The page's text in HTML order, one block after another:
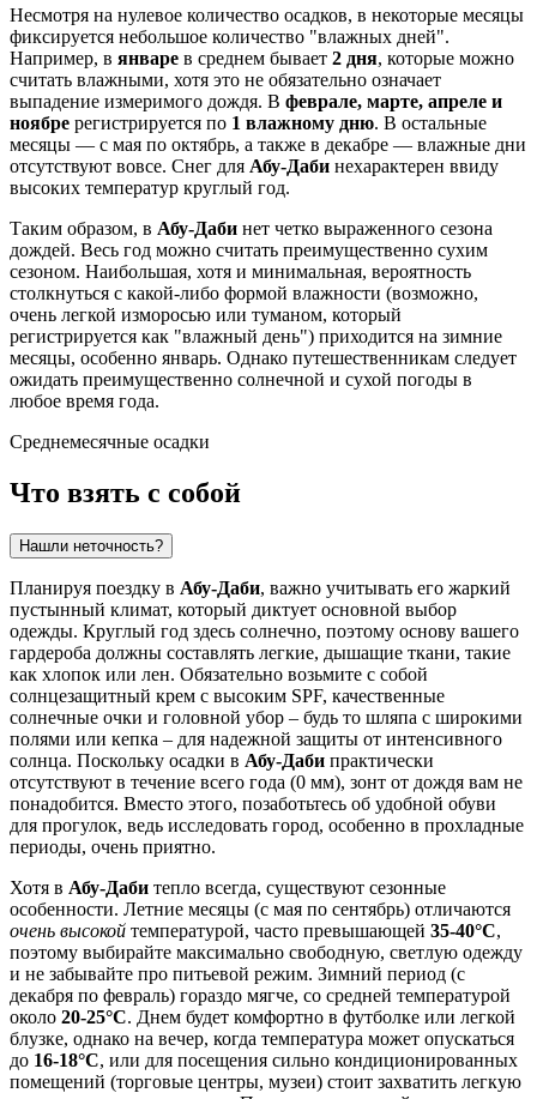
Несмотря на нулевое количество осадков, в некоторые месяцы
фиксируется небольшое количество "влажных дней".
Например, в январе в среднем бывает 2 дня, которые можно
считать влажными, хотя это не обязательно означает
выпадение измеримого дождя. В феврале, марте, апреле и
ноябре регистрируется по 1 влажному дню. В остальные
месяцы — с мая по октябрь, а также в декабре — влажные дни
отсутствуют вовсе. Снег для Абу-Даби нехарактерен ввиду
высоких температур круглый год.
Таким образом, в Абу-Даби нет четко выраженного сезона
дождей. Весь год можно считать преимущественно сухим
сезоном. Наибольшая, хотя и минимальная, вероятность
столкнуться с какой-либо формой влажности (возможно,
очень легкой изморосью или туманом, который
регистрируется как "влажный день") приходится на зимние
месяцы, особенно январь. Однако путешественникам следует
ожидать преимущественно солнечной и сухой погоды в
любое время года.
Среднемесячные осадки
Что взять с собой
Нашли неточность?
Планируя поездку в Абу-Даби, важно учитывать его жаркий
пустынный климат, который диктует основной выбор
одежды. Круглый год здесь солнечно, поэтому основу вашего
гардероба должны составлять легкие, дышащие ткани, такие
как хлопок или лен. Обязательно возьмите с собой
солнцезащитный крем с высоким SPF, качественные
солнечные очки и головной убор – будь то шляпа с широкими
полями или кепка – для надежной защиты от интенсивного
солнца. Поскольку осадки в Абу-Даби практически
отсутствуют в течение всего года (0 мм), зонт от дождя вам не
понадобится. Вместо этого, позаботьтесь об удобной обуви
для прогулок, ведь исследовать город, особенно в прохладные
периоды, очень приятно.
Хотя в Абу-Даби тепло всегда, существуют сезонные
особенности. Летние месяцы (с мая по сентябрь) отличаются
очень высокой температурой, часто превышающей 35-40°C,
поэтому выбирайте максимально свободную, светлую одежду
и не забывайте про питьевой режим. Зимний период (с
декабря по февраль) гораздо мягче, со средней температурой
около 20-25°C. Днем будет комфортно в футболке или легкой
блузке, однако на вечер, когда температура может опускаться
до 16-18°C, или для посещения сильно кондиционированных
помещений (торговые центры, музеи) стоит захватить легкую